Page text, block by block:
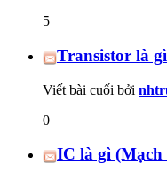
5
Transistor là
Viết bài cuối bởi
0
IC là gì (Mạch